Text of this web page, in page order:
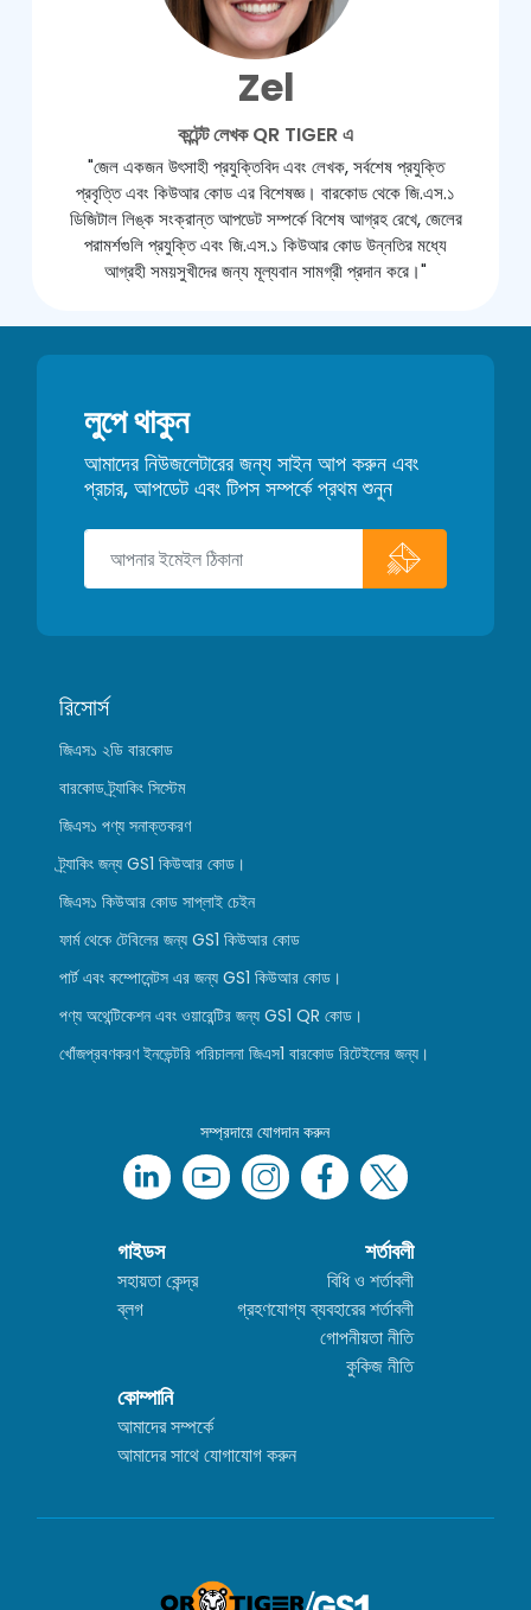
Zel
কন্টেন্ট লেখক QR TIGER এ
"জেল একজন উৎসাহী প্রযুক্তিবিদ এবং লেখক, সর্বশেষ প্রযুক্তি
প্রবৃত্তি এবং কিউআর কোড এর বিশেষজ্ঞ। বারকোড থেকে জি.এস.১
ডিজিটাল লিঙ্ক সংক্রান্ত আপডেট সম্পর্কে বিশেষ আগ্রহ রেখে, জেলের
পরামর্শগুলি প্রযুক্তি এবং জি.এস.১ কিউআর কোড উন্নতির মধ্যে
আগ্রহী সময়সুখীদের জন্য মূল্যবান সামগ্রী প্রদান করে।"
লুপে থাকুন
আমাদের নিউজলেটারের জন্য সাইন আপ করুন এবং
প্রচার, আপডেট এবং টিপস সম্পর্কে প্রথম শুনুন
রিসোর্স
জিএস১ ২ডি বারকোড
বারকোড ট্র্যাকিং সিস্টেম
জিএস১ পণ্য সনাক্তকরণ
ট্র্যাকিং জন্য GS1 কিউআর কোড।
জিএস১ কিউআর কোড সাপ্লাই চেইন
ফার্ম থেকে টেবিলের জন্য GS1 কিউআর কোড
পার্ট এবং কম্পোনেন্টস এর জন্য GS1 কিউআর কোড।
পণ্য অথেন্টিকেশন এবং ওয়ারেন্টির জন্য GS1 QR কোড।
খোঁজপ্রবণকরণ ইনভেন্টরি পরিচালনা জিএস1 বারকোড রিটেইলের জন্য।
সম্প্রদায়ে যোগদান করুন
গাইডস
সহায়তা কেন্দ্র
ব্লগ
শর্তাবলী
বিধি ও শর্তাবলী
গ্রহণযোগ্য ব্যবহারের শর্তাবলী
গোপনীয়তা নীতি
কুকিজ নীতি
কোম্পানি
আমাদের সম্পর্কে
আমাদের সাথে যোগাযোগ করুন